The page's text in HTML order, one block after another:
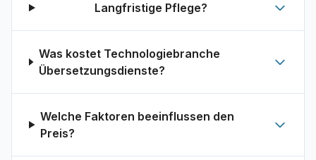
Langfristige Pflege?
Was kostet Technologiebranche
Übersetzungsdienste?
Welche Faktoren beeinflussen den
Preis?